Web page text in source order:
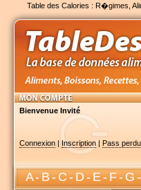
Table des Calories : R�gimes,
Bienvenue Invité
Connexion| Inscription| Pass
A-B-C-D-E-F-G